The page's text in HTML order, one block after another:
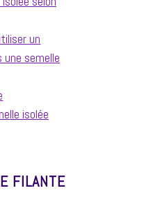
un
semelle
isolée
FILANTE